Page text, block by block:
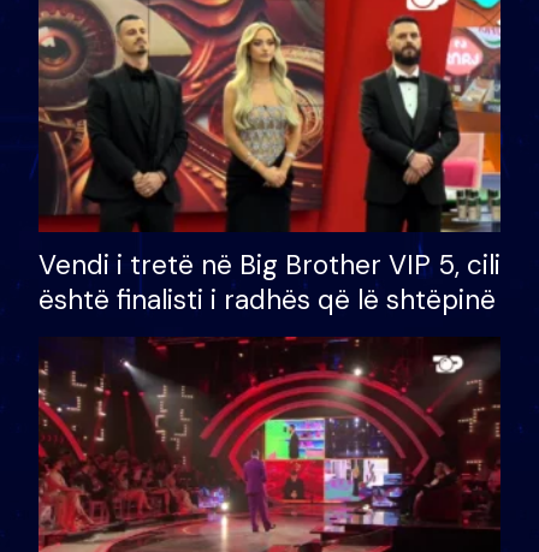
Vendi i tretë në Big Brother VIP 5, cili
është finalisti i radhës që lë shtëpinë